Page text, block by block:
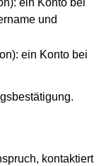
ein Konto bei
und
ein Konto bei
kontaktiert